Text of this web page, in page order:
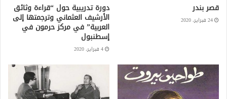
قصر بندر
24 فبراير، 2020
دورة تدريبية حول “قراءة وثائق
الأرشيف العثماني وترجمتها إلى
العربية” في مركز حرمون في
إسطنبول
4 فبراير، 2020